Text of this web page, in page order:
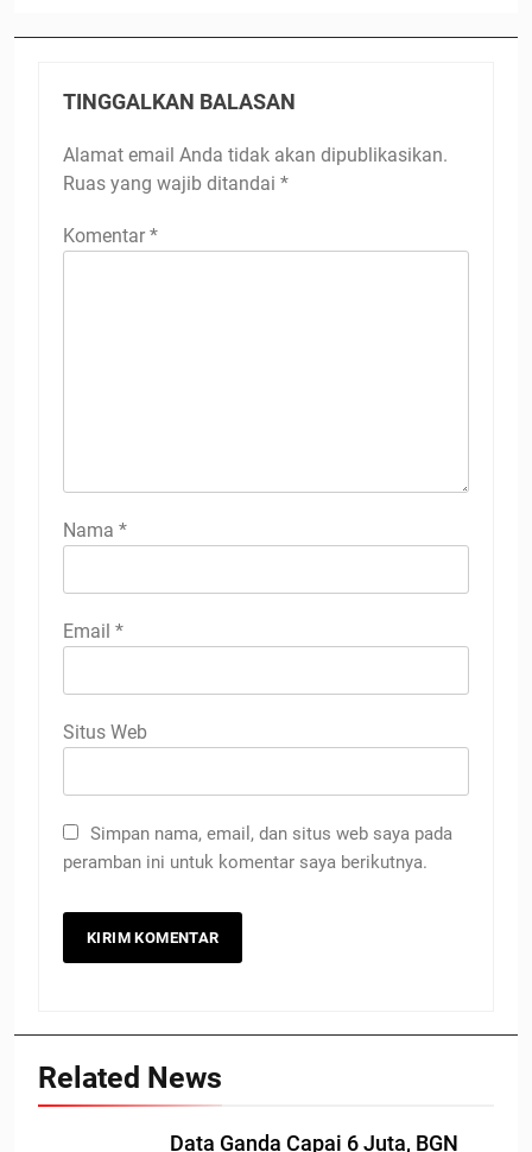
TINGGALKAN BALASAN
Alamat email Anda tidak akan dipublikasikan.
Ruas yang wajib ditandai *
Komentar *
Nama *
Email *
Situs Web
Simpan nama, email, dan situs web saya pada
peramban ini untuk komentar saya berikutnya.
Related News
Data Ganda Capai 6 Juta, BGN